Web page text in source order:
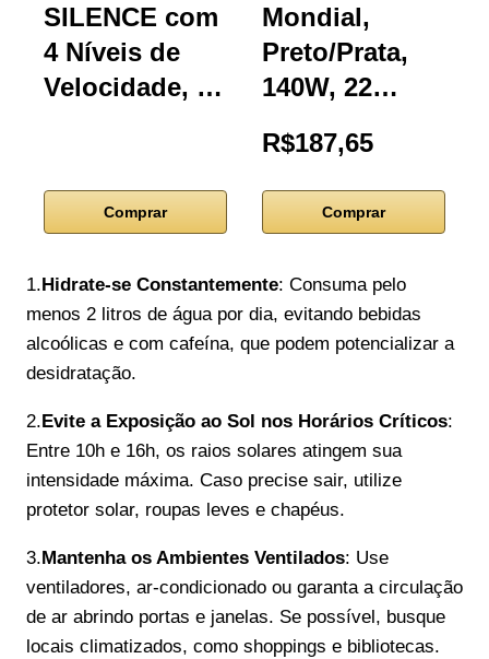
SILENCE com
4 Ní­veis de
Velocidade, …
Comprar
Mondial,
Preto/Prata,
140W, 22…
R$187,65
Comprar
1.Hidrate-se Constantemente: Consuma pelo
menos 2 litros de água por dia, evitando bebidas
alcoólicas e com cafeína, que podem potencializar a
desidratação.
2.Evite a Exposição ao Sol nos Horários Críticos:
Entre 10h e 16h, os raios solares atingem sua
intensidade máxima. Caso precise sair, utilize
protetor solar, roupas leves e chapéus.
3.Mantenha os Ambientes Ventilados: Use
ventiladores, ar-condicionado ou garanta a circulação
de ar abrindo portas e janelas. Se possível, busque
locais climatizados, como shoppings e bibliotecas.